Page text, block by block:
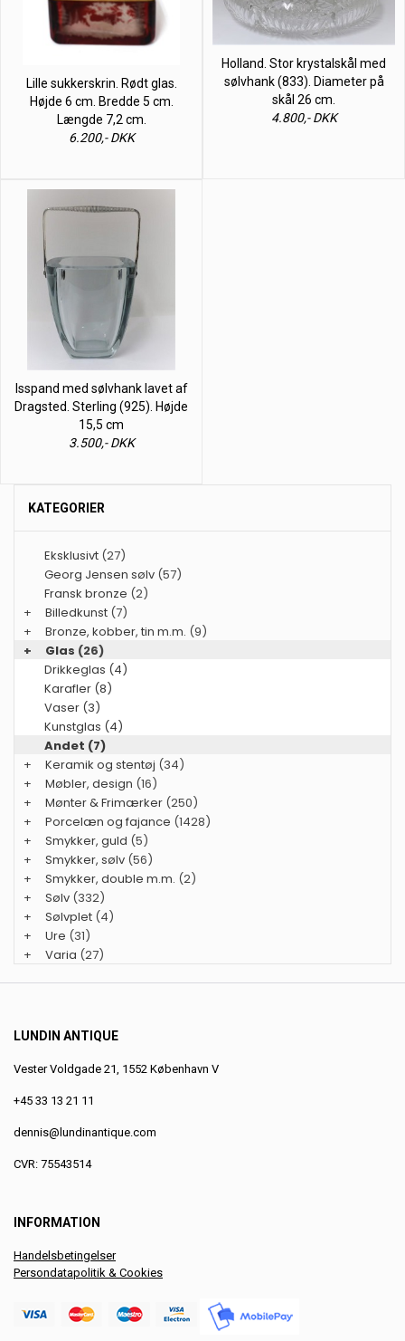
Lille sukkerskrin. Rødt glas.
Højde 6 cm. Bredde 5 cm.
Længde 7,2 cm.
6.200,- DKK
Holland. Stor krystalskål med
sølvhank (833). Diameter på
skål 26 cm.
4.800,- DKK
Isspand med sølvhank lavet af
Dragsted. Sterling (925). Højde
15,5 cm
3.500,- DKK
KATEGORIER
Eksklusivt (27)
Georg Jensen sølv (57)
Fransk bronze (2)
+
Billedkunst (7)
+
Bronze, kobber, tin m.m. (9)
+
Glas (26)
Drikkeglas (4)
Karafler (8)
Vaser (3)
Kunstglas (4)
Andet (7)
+
Keramik og stentøj (34)
+
Møbler, design (16)
+
Mønter & Frimærker (250)
+
Porcelæn og fajance (1428)
+
Smykker, guld (5)
+
Smykker, sølv (56)
+
Smykker, double m.m. (2)
+
Sølv (332)
+
Sølvplet (4)
+
Ure (31)
+
Varia (27)
LUNDIN ANTIQUE
Vester Voldgade 21, 1552 København V
+45 33 13 21 11
dennis@lundinantique.com
CVR: 75543514
INFORMATION
Handelsbetingelser
Persondatapolitik & Cookies